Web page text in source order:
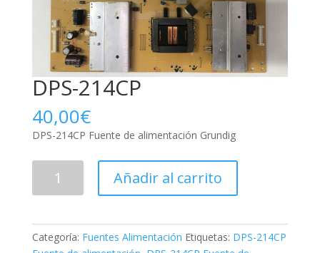
DPS-214CP
40,00€
DPS-214CP Fuente de alimentación Grundig
214CP
Añadir al carrito
Categoría: Fuentes Alimentación Etiquetas: DPS-214CP